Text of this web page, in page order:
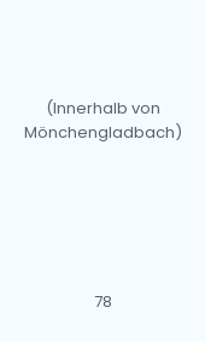
(Innerhalb von
Mönchengladbach)
78